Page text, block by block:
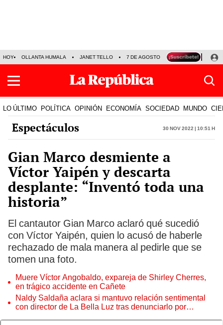
HOY OLLANTA HUMALA JANET TELLO 7 DE AGOSTO TINKA RESULTADOS
LO ÚLTIMO POLÍTICA OPINIÓN ECONOMÍA SOCIEDAD MUNDO
Espectáculos 30 Nov 2022 | 10:51 h
Gian Marco desmiente a
Víctor Yaipén y descarta
desplante: “Inventó toda una
historia”
El cantautor Gian Marco aclaró qué sucedió
con Víctor Yaipén, quien lo acusó de haberle
rechazado de mala manera al pedirle que se
tomen una foto.
Muere Víctor Angobaldo, expareja de Shirley Cherres,
en trágico accidente en Cañete
Naldy Saldaña aclara si mantuvo relación sentimental
con director de La Bella Luz tras denunciarlo por